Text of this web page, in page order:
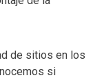
de sitios en los
si